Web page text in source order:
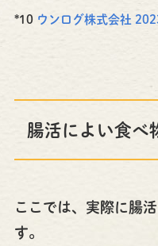
*10 ウンログ株式会社
腸活によい食べ
ここでは、実際に腸
す。